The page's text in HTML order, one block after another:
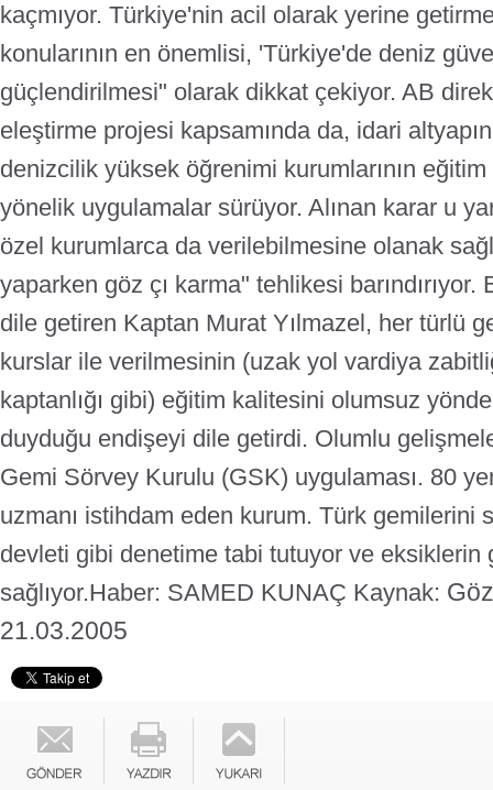
kaçmıyor. Türkiye'nin acil olarak yerine
konularının en önemlisi, 'Türkiye'de deniz
güçlendirilmesi" olarak dikkat çekiyor. AB
eleştirme projesi kapsamında da, idari
denizcilik yüksek öğrenimi kurumlarının eğitim
yönelik uygulamalar sürüyor. Alınan karar u
özel kurumlarca da verilebilmesine olanak
yaparken göz çı karma" tehlikesi
dile getiren Kaptan Murat Yılmazel, her türlü
kurslar ile verilmesinin (uzak yol vardiya
kaptanlığı gibi) eğitim kalitesini olumsuz
duyduğu endişeyi dile getirdi. Olumlu
Gemi Sörvey Kurulu (GSK) uygulaması. 80
uzmanı istihdam eden kurum. Türk gemilerini
devleti gibi denetime tabi tutuyor ve eksiklerin
sağlıyor.Haber: SAMED KUNAÇ Kaynak:
21.03.2005